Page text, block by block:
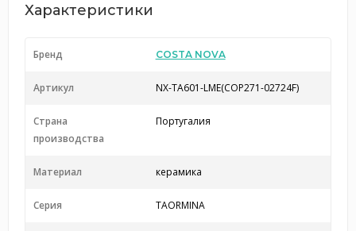
Характеристики
Бренд COSTA NOVA
Артикул NX-TA601-LME(COP271-02724F)
Страна
производства
Португалия
Материал керамика
Серия TAORMINA